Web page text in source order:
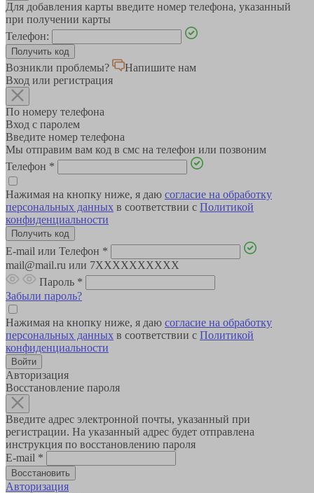
Для добавления карты введите номер телефона, указанный
при получении карты
Телефон:
Возникли проблемы?
Напишите нам
Вход или регистрация
По номеру телефона
Вход с паролем
Введите номер телефона
Мы отправим вам код в смс на телефон или позвоним
Телефон *
Нажимая на кнопку ниже, я даю согласие на обработку
персональных данных в соответствии с Политикой
конфиденциальности
E-mail или Телефон *
mail@mail.ru или 7XXXXXXXXXX
Пароль *
Забыли пароль?
Нажимая на кнопку ниже, я даю согласие на обработку
персональных данных в соответствии с Политикой
конфиденциальности
Авторизация
Восстановление пароля
Введите адрес электронной почты, указанный при
регистрации. На указанный адрес будет отправлена
инструкция по восстановлению пароля
E-mail *
Авторизация